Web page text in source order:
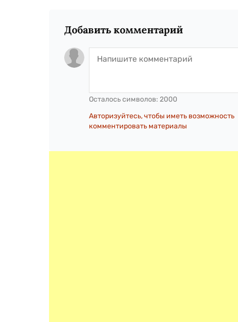
Добавить комментарий
Осталось символов: 2000
Авторизуйтесь, чтобы иметь возможность
комментировать материалы